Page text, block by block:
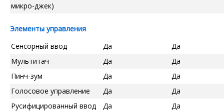
микро-джек)
Элементы управления
Сенсорный ввод
Да
Да
Мультитач
Да
Да
Пинч-зум
Да
Да
Голосовое управление
Да
Да
Русифицированный ввод
Да Да